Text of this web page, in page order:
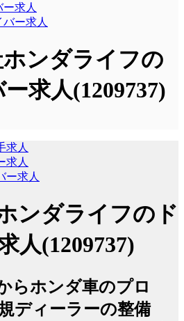
求人
ー求人
ンダライフの
ー求人(1209737)
求人
求人
ー求人
ンダライフのド
人(1209737)
らホンダ車のプロ
ディーラーの整備